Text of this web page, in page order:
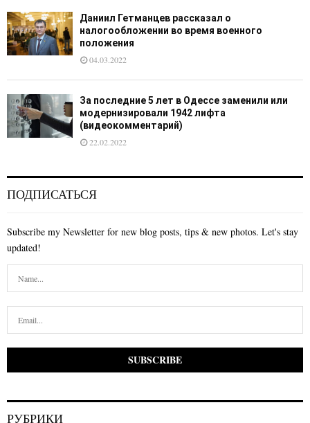
Даниил Гетманцев рассказал о
налогообложении во время военного
положения
04.03.2022
За последние 5 лет в Одессе заменили или
модернизировали 1942 лифта
(видеокомментарий)
22.02.2022
ПОДПИСАТЬСЯ
Subscribe my Newsletter for new blog posts, tips & new photos. Let's stay
updated!
РУБРИКИ